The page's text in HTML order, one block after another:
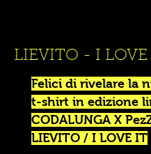
LIEVITO - I LOVE
Felici di rivelare la
t-shirt in edizione
CODALUNGA X
LIEVITO / I LOVE IT